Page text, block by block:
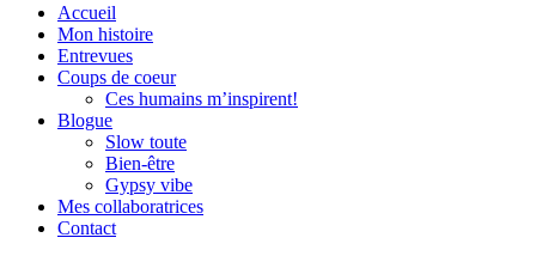
Accueil
Mon histoire
Entrevues
Coups de coeur
Ces humains m’inspirent!
Blogue
Slow toute
Bien-être
Gypsy vibe
Mes collaboratrices
Contact